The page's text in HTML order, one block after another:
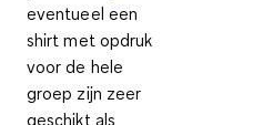
eventueel een
shirt met opdruk
voor de hele
groep zijn zeer
geschikt als